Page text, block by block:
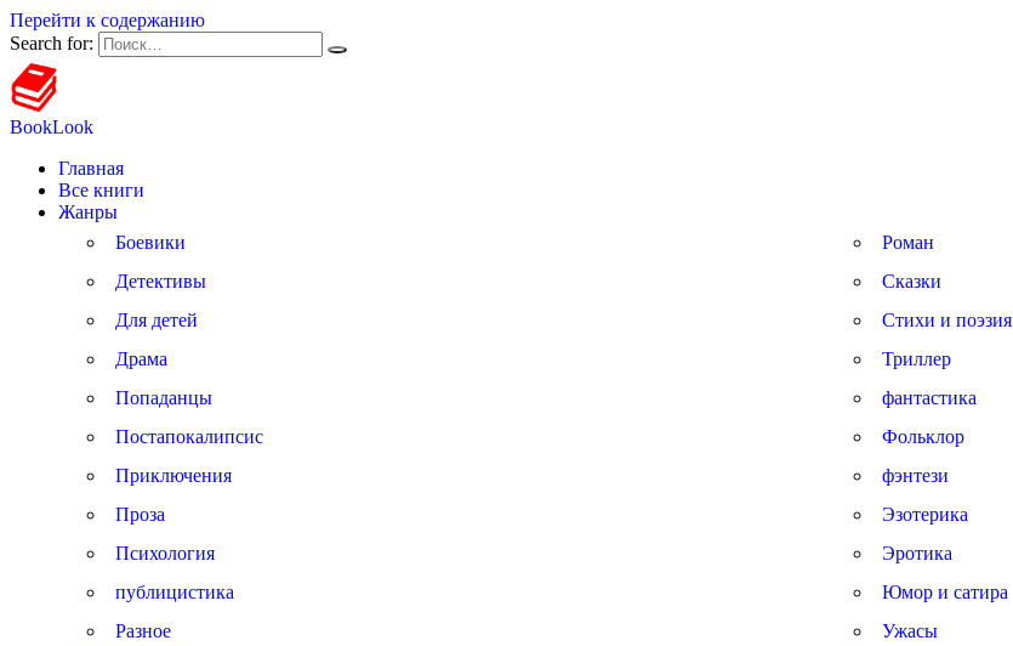
Перейти к содержанию
Search for:
BookLook
Главная
Все книги
Жанры
Боевики
Детективы
Для детей
Драма
Попаданцы
Постапокалипсис
Приключения
Проза
Психология
публицистика
Разное
Роман
Сказки
Стихи и поэзия
Триллер
фантастика
Фольклор
фэнтези
Эзотерика
Эротика
Юмор и сатира
Ужасы